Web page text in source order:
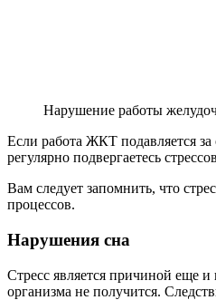
Нарушение работы
Если работа ЖКТ подавляется
регулярно подвергаетесь
Вам следует запомнить, что
процессов.
Нарушения сна
Стресс является причиной еще
организма не получится.